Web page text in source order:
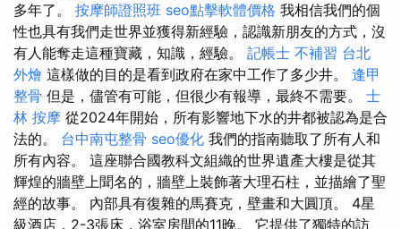
多年了。 按摩師證照班 seo點擊軟體價格 我相信我們的個
性也具有我們走世界並獲得新經驗，認識新朋友的方式，沒
有人能奪走這種寶藏，知識，經驗。 記帳士 不補習 台北
外燴 這樣做的目的是看到政府在家中工作了多少井。 逢甲
整骨 但是，儘管有可能，但很少有報導，最終不需要。 士
林 按摩 從2024年開始，所有影響地下水的井都被認為是合
法的。 台中南屯整骨 seo優化 我們的指南聽取了所有人和
所有內容。 這座聯合國教科文組織的世界遺產大樓是從其
輝煌的牆壁上聞名的，牆壁上裝飾著大理石柱，並描繪了聖
經的故事。 內部具有復雜的馬賽克，壁畫和大圓頂。 4星
級酒店，2-3張床，浴室房間的11晚。 它提供了獨特的訪